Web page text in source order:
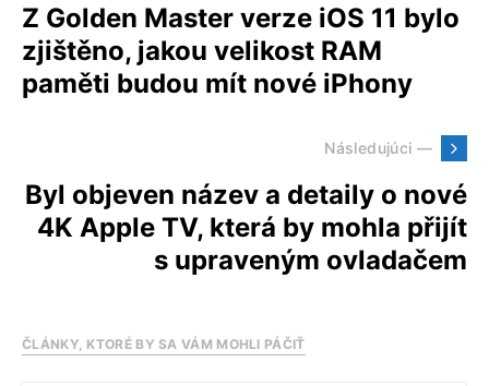
Z Golden Master verze iOS 11 bylo
zjištěno, jakou velikost RAM
paměti budou mít nové iPhony
Následujúci —
Byl objeven název a detaily o nové
4K Apple TV, která by mohla přijít
s upraveným ovladačem
ČLÁNKY, KTORÉ BY SA VÁM MOHLI PÁČIŤ